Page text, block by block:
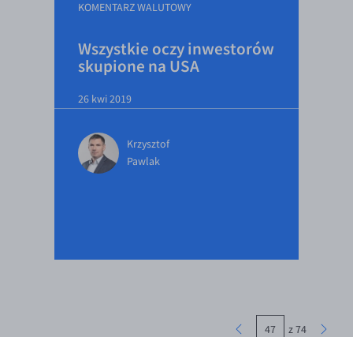
KOMENTARZ WALUTOWY
Wszystkie oczy inwestorów
skupione na USA
26 kwi 2019
Krzysztof
Pawlak
z 74